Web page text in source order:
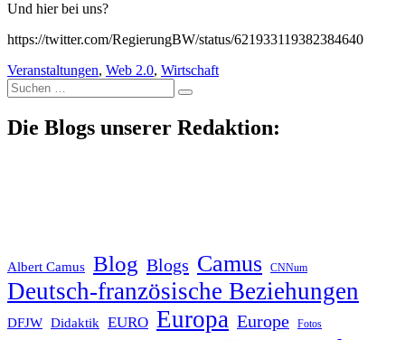
Und hier bei uns?
https://twitter.com/RegierungBW/status/621933119382384640
Veranstaltungen, Web 2.0, Wirtschaft
Suche
nach:
Die Blogs unserer Redaktion:
Albert Camus Blog Blogs Camus CNNum
Deutsch-französische Beziehungen
DFJW Didaktik EURO Europa Europe Fotos